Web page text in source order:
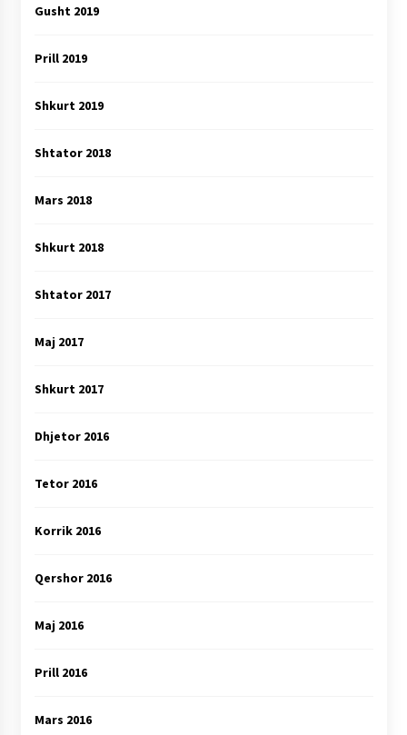
Gusht 2019
Prill 2019
Shkurt 2019
Shtator 2018
Mars 2018
Shkurt 2018
Shtator 2017
Maj 2017
Shkurt 2017
Dhjetor 2016
Tetor 2016
Korrik 2016
Qershor 2016
Maj 2016
Prill 2016
Mars 2016